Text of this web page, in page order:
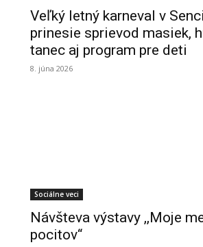
Veľký letný karneval v Senci
prinesie sprievod masiek,
tanec aj program pre deti
8. júna 2026
Sociálne veci
Návšteva výstavy ,,Moje
pocitov“